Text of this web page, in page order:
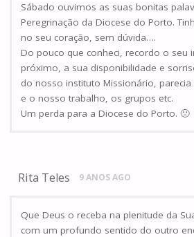
Sábado ouvimos as suas bonitas
Peregrinação da Diocese do Porto.
no seu coração, sem dúvida….
Do pouco que conheci, recordo o seu
próximo, a sua disponibilidade e
do nosso instituto Missionário,
e o nosso trabalho, os grupos etc.
Um perda para a Diocese do Porto. 🙁
Rita Teles 9 ANOS AGO
Que Deus o receba na plenitude da
com um profundo sentido do outro